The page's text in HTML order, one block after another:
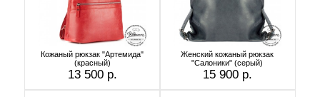
Кожаный рюкзак "Артемида"
(красный)
13 500 р.
Женский кожаный рюкзак
"Салоники" (серый)
15 900 р.